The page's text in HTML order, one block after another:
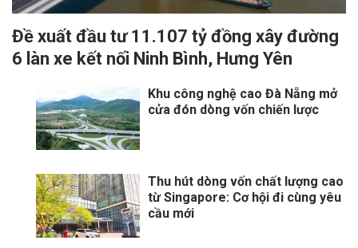
Đề xuất đầu tư 11.107 tỷ đồng xây đường
6 làn xe kết nối Ninh Bình, Hưng Yên
Khu công nghệ cao Đà Nẵng mở
cửa đón dòng vốn chiến lược
Thu hút dòng vốn chất lượng cao
từ Singapore: Cơ hội đi cùng yêu
cầu mới